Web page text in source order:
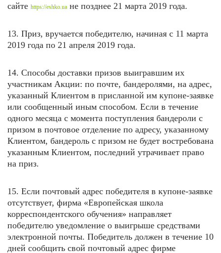
сайте https://eshko.ua не позднее 21 марта 2019 года.
13. Приз, вручается победителю, начиная с 11 марта
2019 года по 21 апреля 2019 года.
14. Способы доставки призов выигравшим их
участникам Акции: по почте, бандеролями, на адрес,
указанный Клиентом в присланной им купоне-заявке
или сообщенный иным способом. Если в течение
одного месяца с момента поступления бандероли с
призом в почтовое отделение по адресу, указанному
Клиентом, бандероль с призом не будет востребована
указанным Клиентом, последний утрачивает право
на приз.
15. Если почтовый адрес победителя в купоне-заявке
отсутствует, фирма «Европейская школа
корреспондентского обучения» направляет
победителю уведомление о выигрыше средствами
электронной почты. Победитель должен в течение 10
дней сообщить свой почтовый адрес фирме